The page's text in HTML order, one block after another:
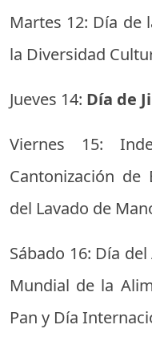
Martes 12: Día de
la Diversidad
Jueves 14: Día de
Viernes 15:
Cantonización
del Lavado de
Sábado 16: Día
Mundial de la
Pan y Día